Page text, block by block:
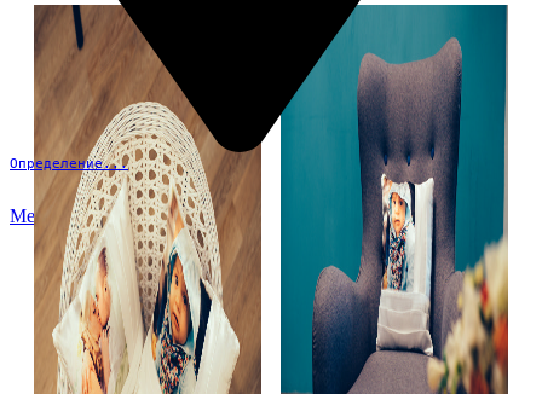
Определение...
Меню